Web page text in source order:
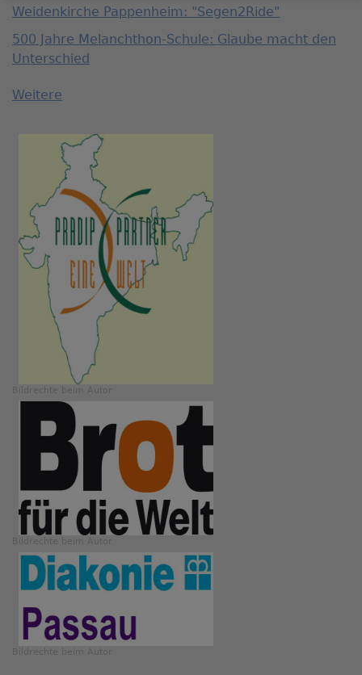
Weidenkirche Pappenheim: "Segen2Ride"
500 Jahre Melanchthon-Schule: Glaube macht den
Unterschied
Weitere